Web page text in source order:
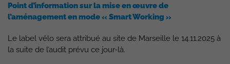
Point d’information sur la mise en œuvre de
l’aménagement en mode « Smart Working »
Le label vélo sera attribué au site de Marseille le 14.11.2025 à
la suite de l’audit prévu ce jour-là.